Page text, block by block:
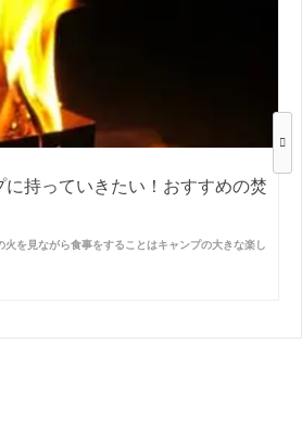
に持っていきたい！おすすめの焚
火を見ながら食事をすることはキャンプの大きな楽し